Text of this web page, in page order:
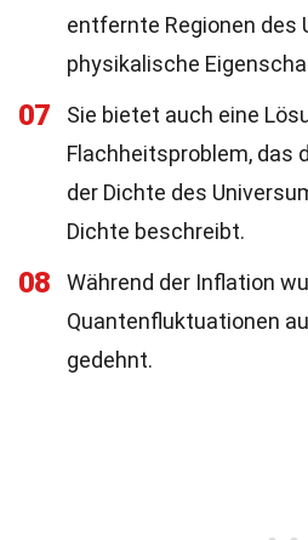
entfernte Regionen des
physikalische
07
Sie bietet auch eine
Flachheitsproblem, das
der Dichte des
Dichte beschreibt.
08
Während der Inflation
Quantenfluktuationen
gedehnt.